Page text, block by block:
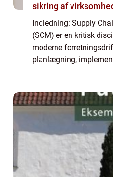
sikring af
Indledning: Supply
(SCM) er en kritisk
moderne
planlægning,
konkurrenceevnen...